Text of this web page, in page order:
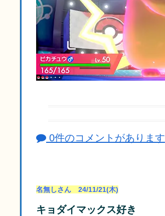
0件のコメントがあります
名無しさん 24/11/21(木)
キョダイマックス好き